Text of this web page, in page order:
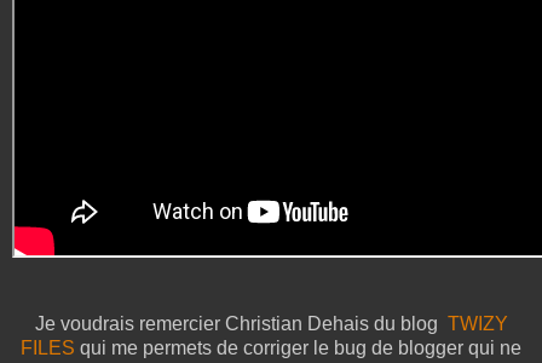
Je voudrais remercier Christian Dehais du blog TWIZY
FILES qui me permets de corriger le bug de blogger qui ne